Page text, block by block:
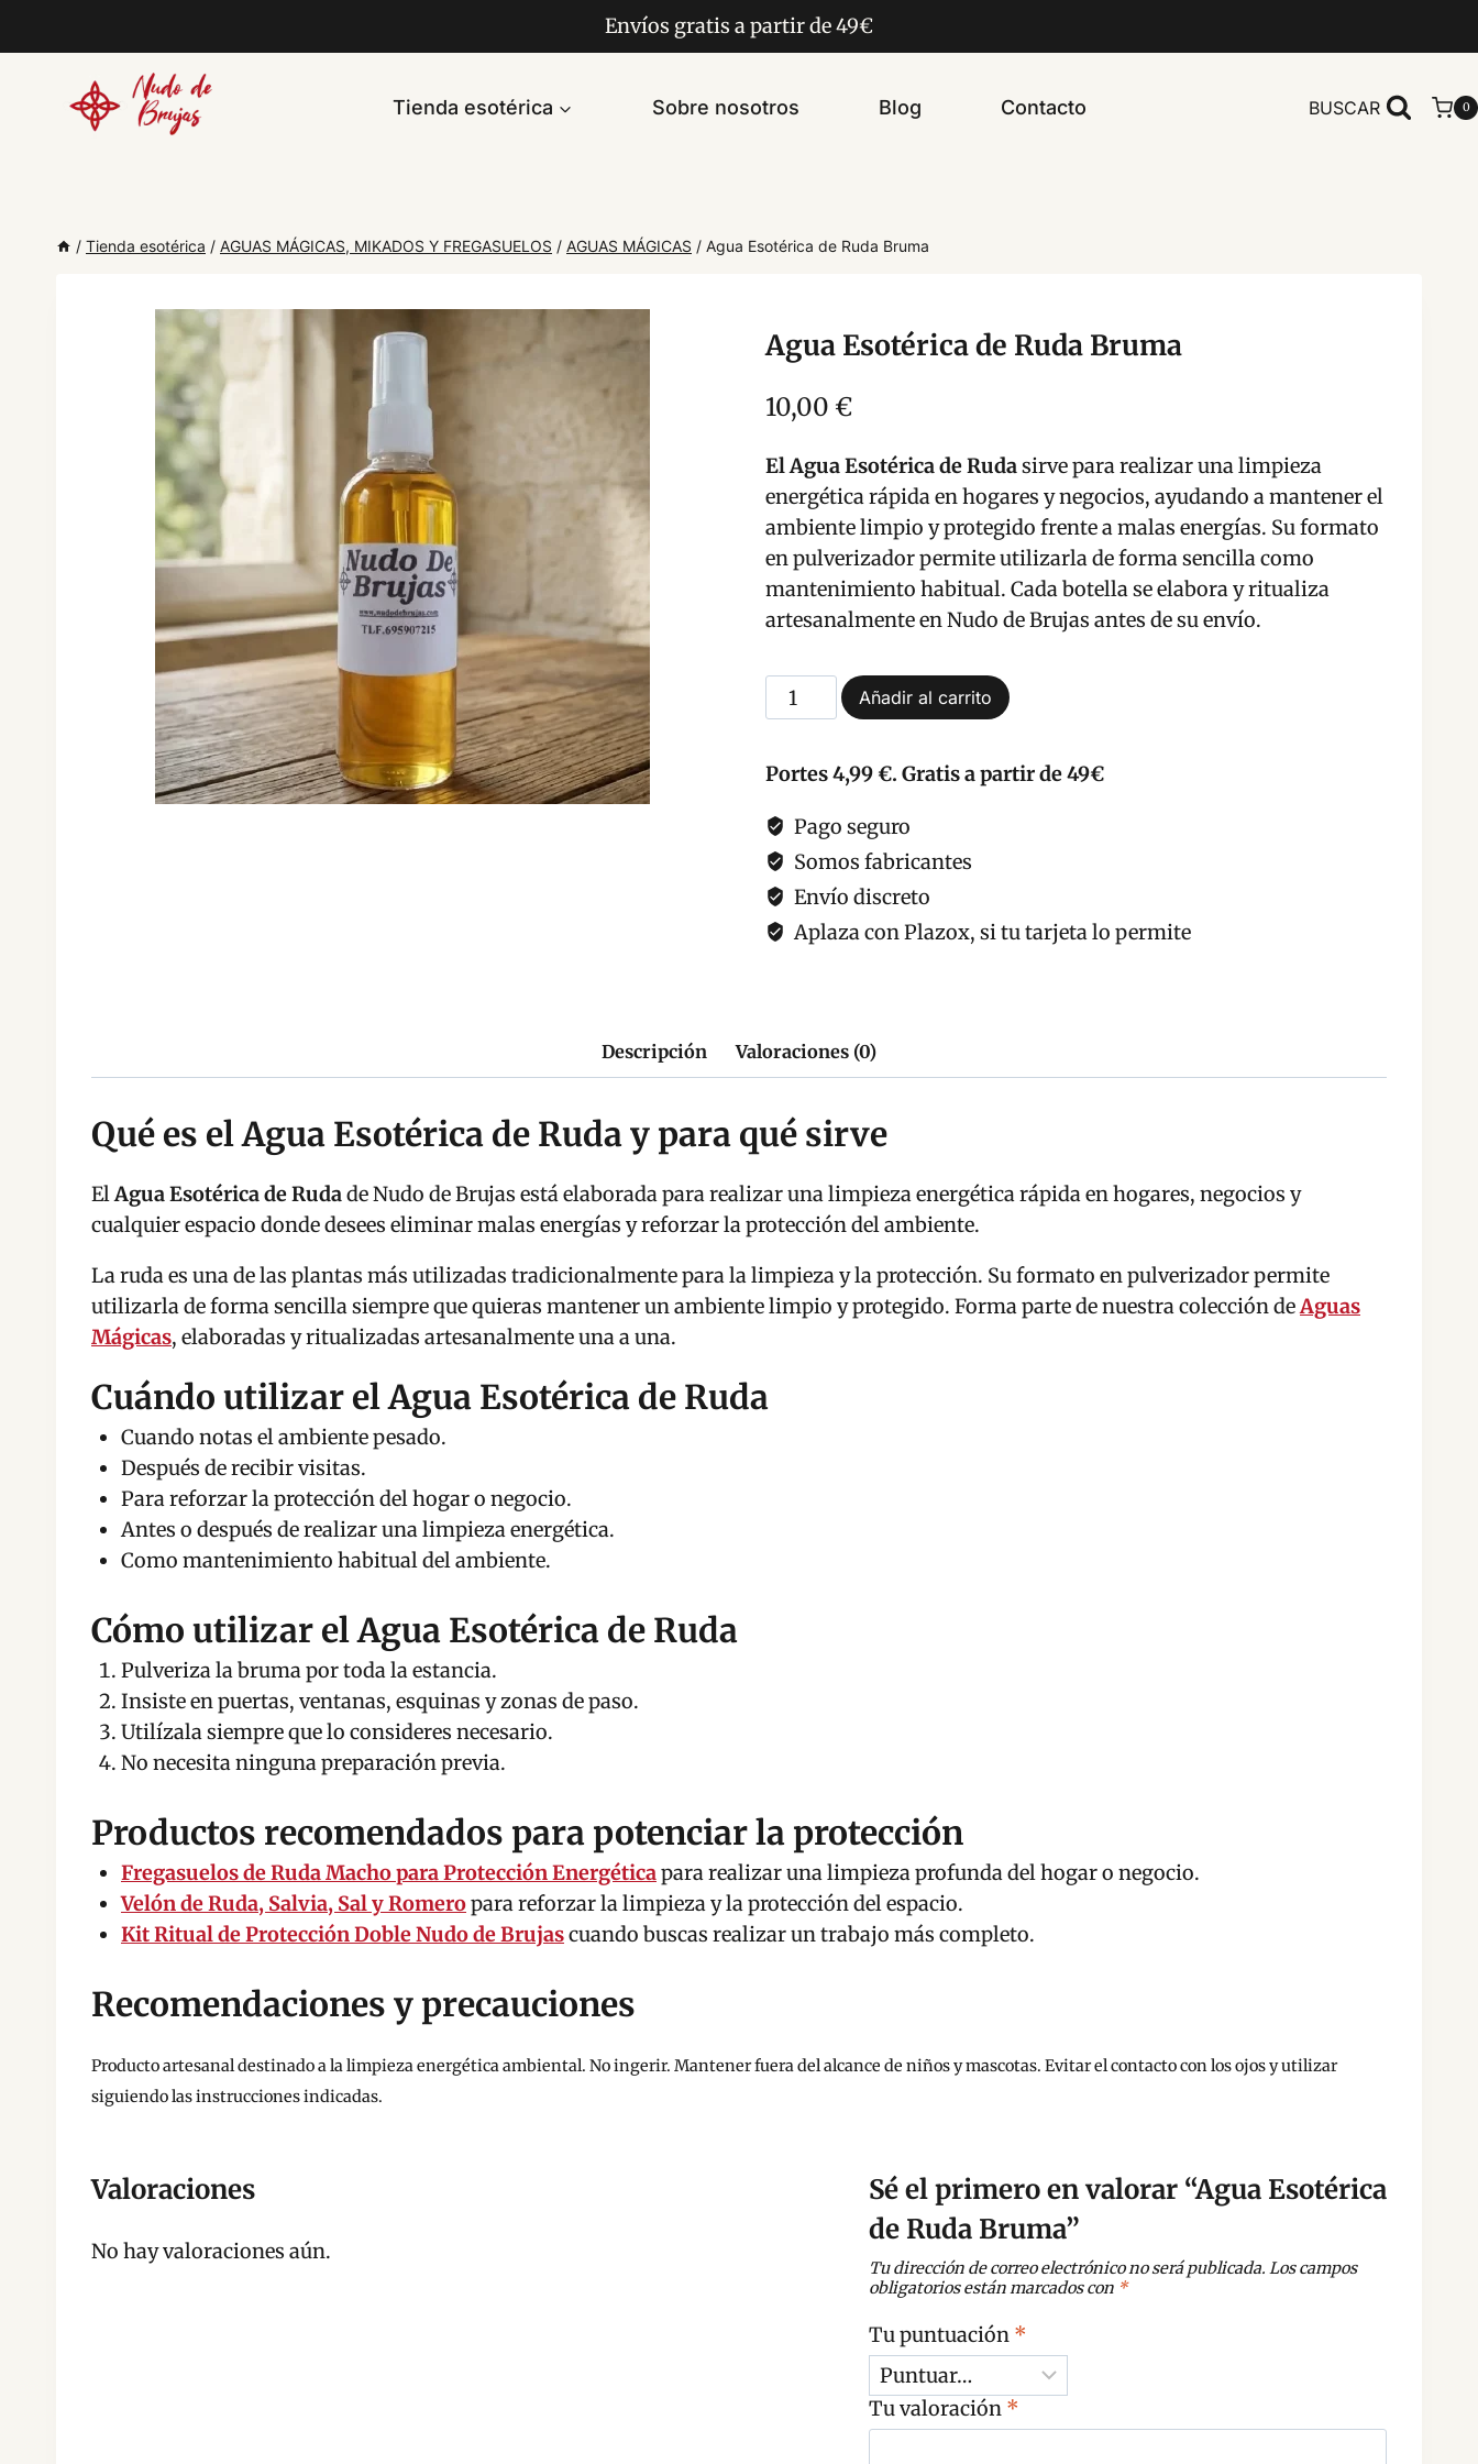
contenido
Envíos gratis a partir de 49€
Tienda esotérica Sobre nosotros Blog Contacto BUSCAR 0
/ Tienda esotérica / AGUAS MÁGICAS, MIKADOS Y FREGASUELOS / AGUAS MÁGICAS / Agua Esotérica de Ruda Bruma
Agua Esotérica de Ruda Bruma
10,00 €
El Agua Esotérica de Rudasirve para realizar una limpieza
energética rápida en hogares y negocios, ayudando a mantener el
ambiente limpio y protegido frente a malas energías. Su formato
en pulverizador permite utilizarla de forma sencilla como
mantenimiento habitual. Cada botella se elabora y ritualiza
artesanalmente en Nudo de Brujas antes de su envío.
Agua
Esotérica
Ruda
Bruma
cantidad
Añadir al carrito
Portes 4,99 €. Gratis a partir de 49€
Pago seguro
Somos fabricantes
Envío discreto
Aplaza con Plazox, si tu tarjeta lo permite
Descripción Valoraciones (0)
Qué es el Agua Esotérica de Ruda y para qué sirve
ElAgua Esotérica de Rudade Nudo de Brujas está elaborada para realizar una limpieza energética rápida en hogares, negocios y
cualquier espacio donde desees eliminar malas energías y reforzar la protección del ambiente.
La ruda es una de las plantas más utilizadas tradicionalmente para la limpieza y la protección. Su formato en pulverizador permite
utilizarla de forma sencilla siempre que quieras mantener un ambiente limpio y protegido. Forma parte de nuestra colección deAguas
Mágicas, elaboradas y ritualizadas artesanalmente una a una.
Cuándo utilizar el Agua Esotérica de Ruda
Cuando notas el ambiente pesado.
Después de recibir visitas.
Para reforzar la protección del hogar o negocio.
Antes o después de realizar una limpieza energética.
Como mantenimiento habitual del ambiente.
Cómo utilizar el Agua Esotérica de Ruda
Pulveriza la bruma por toda la estancia.
Insiste en puertas, ventanas, esquinas y zonas de paso.
Utilízala siempre que lo consideres necesario.
No necesita ninguna preparación previa.
Productos recomendados para potenciar la protección
Fregasuelos de Ruda Macho para Protección Energéticapara realizar una limpieza profunda del hogar o negocio.
Velón de Ruda, Salvia, Sal y Romeropara reforzar la limpieza y la protección del espacio.
Kit Ritual de Protección Doble Nudo de Brujascuando buscas realizar un trabajo más completo.
Recomendaciones y precauciones
Producto artesanal destinado a la limpieza energética ambiental. No ingerir. Mantener fuera del alcance de niños y mascotas. Evitar el contacto con los ojos y utilizar
siguiendo las instrucciones indicadas.
Valoraciones
No hay valoraciones aún.
Sé el primero en valorar “Agua Esotérica
de Ruda Bruma”
Tu dirección de correo electrónico no será publicada. Los campos
obligatorios están marcados con *
Tu puntuación *
Tu valoración *